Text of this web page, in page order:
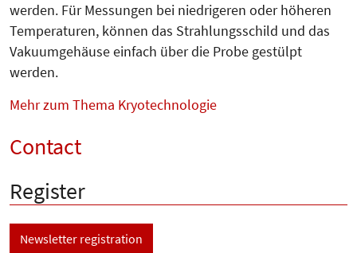
werden. Für Messungen bei niedrigeren oder höheren
Temperaturen, können das Strahlungsschild und das
Vakuumgehäuse einfach über die Probe gestülpt
werden.
Mehr zum Thema Kryotechnologie
Contact
Register
Newsletter registration